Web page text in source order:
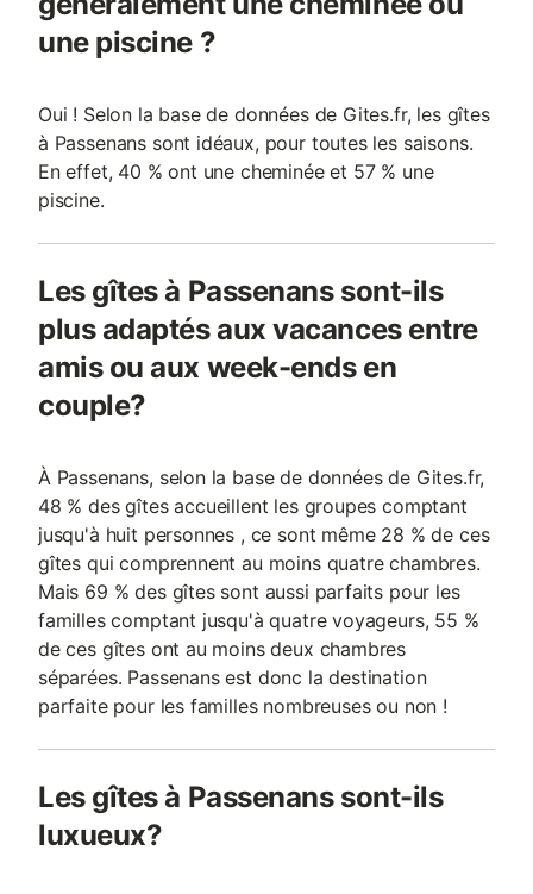
une piscine ?
Oui ! Selon la base de données de Gites.fr, les gîtes
à Passenans sont idéaux, pour toutes les saisons.
En effet, 40 % ont une cheminée et 57 % une
piscine.
Les gîtes à Passenans sont-ils
plus adaptés aux vacances entre
amis ou aux week-ends en
couple?
À Passenans, selon la base de données de Gites.fr,
48 % des gîtes accueillent les groupes comptant
jusqu'à huit personnes , ce sont même 28 % de ces
gîtes qui comprennent au moins quatre chambres.
Mais 69 % des gîtes sont aussi parfaits pour les
familles comptant jusqu'à quatre voyageurs, 55 %
de ces gîtes ont au moins deux chambres
séparées. Passenans est donc la destination
parfaite pour les familles nombreuses ou non !
Les gîtes à Passenans sont-ils
luxueux?